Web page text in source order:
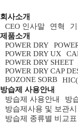
회사소개
CEO 인사말
연혁
제품소개
POWER DRY
POWER DRY UX
POWER DRY SHEET
POWER DRY CAP
BOZONE SORB
방습제 사용안내
방습제 사용안내
방
방습제사용 및 보관
방습제 종류별 비교표